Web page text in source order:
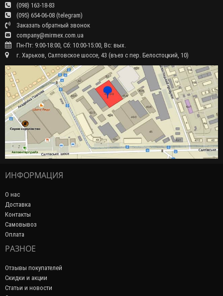
(098) 163-18-83
(095) 654-06-08 (telegram)
Заказать обратный звонок
company@mirmex.com.ua
Пн-Пт: 9:00-18:00, Сб: 10:00-15:00, Вс: вых.
г. Харьков, Салтовское шоссе, 43 (въез с пер. Белостоцкий, 10)
ИНФОРМАЦИЯ
О нас
Доставка
Контакты
Самовывоз
Оплата
РАЗНОЕ
Отзывы покупателей
Скидки и акции
Статьи и новости